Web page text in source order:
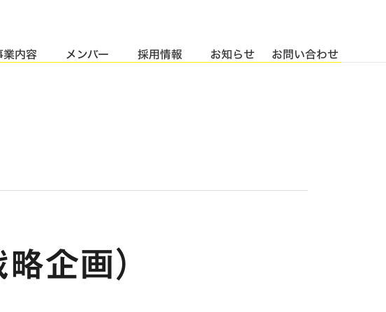
業内容 メンバー 採用情報 お知らせ お問い合わせ
企画）